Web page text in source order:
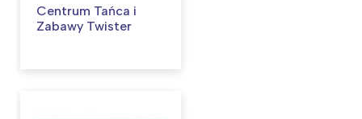
Centrum Tańca i
Zabawy Twister